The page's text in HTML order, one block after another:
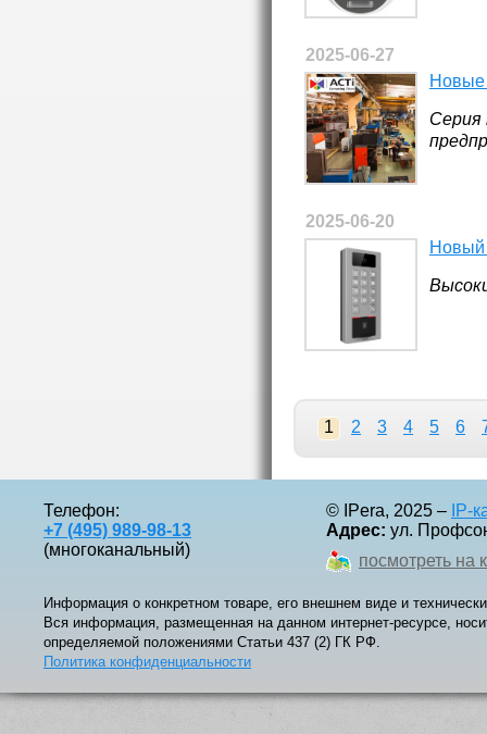
2025-06-27
Новые
Серия
2025-06-20
Новый
1 2 3 4 5 6
Телефон:
+7 (495) 989-98-13
(многоканальный)
© IPera, 2025 – IP-
Адрес: ул.
посмотреть на
Информация о конкретном товаре, его внешнем виде и
Вся информация, размещенная на данном интернет-ресурсе,
определяемой положениями Статьи 437 (2) ГК РФ.
Политика конфиденциальности